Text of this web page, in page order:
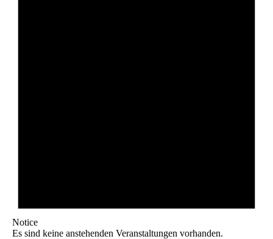
Notice
Es sind keine anstehenden Veranstaltungen vorhanden.